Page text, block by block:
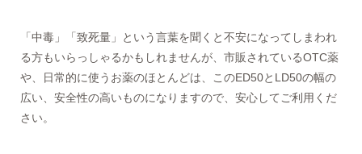
「中毒」「致死量」という言葉を聞くと不安になってしまわれ
る方もいらっしゃるかもしれませんが、市販されているOTC薬
や、日常的に使うお薬のほとんどは、このED50とLD50の幅の
広い、安全性の高いものになりますので、安心してご利用くだ
さい。